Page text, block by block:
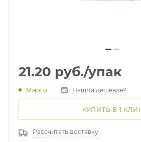
21.20 руб./упак
Много Нашли дешевле?
КУПИТЬ В 1
Рассчитать доставку